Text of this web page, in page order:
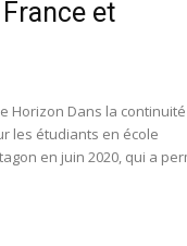
et
Horizon Dans la continuité
les étudiants en école
en juin 2020, qui a